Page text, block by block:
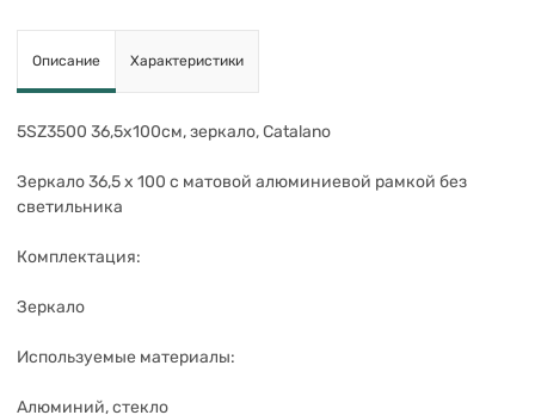
Описание Характеристики
5SZ3500 36,5х100см, зеркало, Catalano
Зеркало 36,5 x 100 с матовой алюминиевой рамкой без
светильника
Комплектация:
Зеркало
Используемые материалы:
Алюминий, стекло